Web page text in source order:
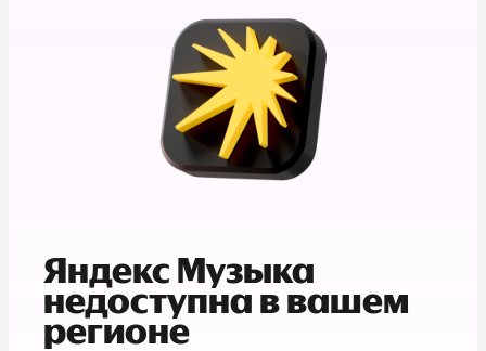
Яндекс Музыка
недоступна в вашем
регионе